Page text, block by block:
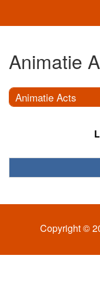
Animatie
Animatie Acts
Copyright ©